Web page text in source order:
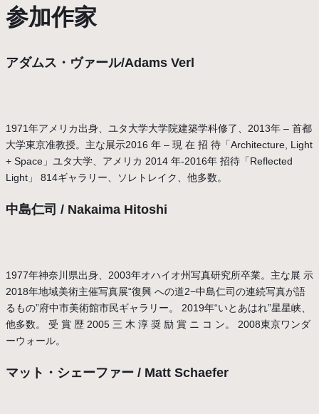
参加作家
アダムス・ヴァール/Adams Verl
1971年アメリカ出身、ユタ大学大学院建築学科修了、2013年 – 首都
大学東京准教授。主な展示2016 年 – 現 在 招 待「Architecture, Light
+ Space」ユタ大学、アメリカ 2014 年-2016年 招待「Reflected
Light」 814ギャラリー、ソレトレイク、他多数。
中島仁司 / Nakaima Hitoshi
1977年神奈川県出身、2003年オハイオ州写真研究所卒業。主な展 示
2018年地域美術主催写真展“復興 への道2−中島仁司の連続写真が語
るもの”府中市美術館市民ギャラリー。 2019年“いとあはれ”星星峡、
他多数。 受 賞 歴 2005 三 木 淳 奨 励 賞 ニ コ ン。 2008東京ワンダ
ーウォール。
マット・シェーファー / Matt Schaefer